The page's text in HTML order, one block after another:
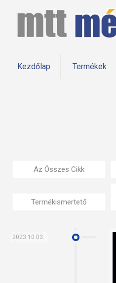
Kezdőlap Termékek
Az Összes Cikk
Termékismertető
2023.10.03.